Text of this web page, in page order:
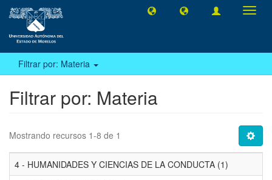
Filtrar por: Materia
Filtrar por: Materia
Mostrando recursos 1-8 de 1
4 - HUMANIDADES Y CIENCIAS DE LA CONDUCTA (1)